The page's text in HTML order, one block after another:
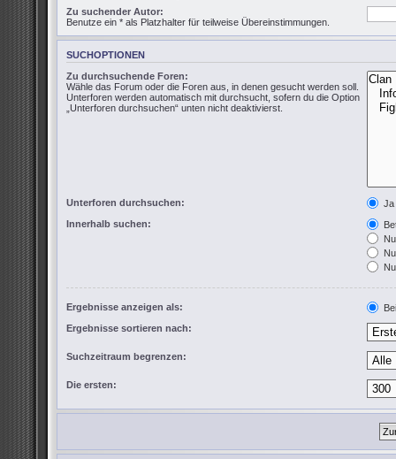
Zu suchender Autor:
Benutze ein * als Platzhalter für teilweise Übereinstimmungen.
SUCHOPTIONEN
Zu durchsuchende Foren:
Wähle das Forum oder die Foren aus, in denen gesucht werden soll.
Unterforen werden automatisch mit durchsucht, sofern du die Option
„Unterforen durchsuchen“ unten nicht deaktivierst.
Unterforen durchsuchen:
Ja
Innerhalb suchen:
Ergebnisse anzeigen als:
Ergebnisse sortieren nach:
Suchzeitraum begrenzen:
Die ersten: